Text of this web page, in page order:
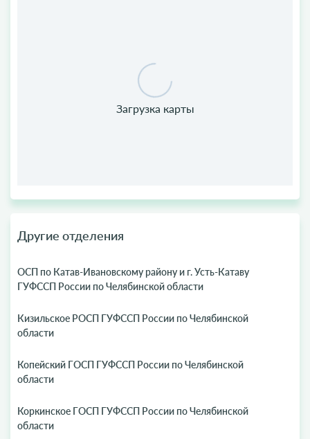
Другие отделения
ОСП по Катав-Ивановскому району и г. Усть-Катаву
ГУФССП России по Челябинской области
Кизильское РОСП ГУФССП России по Челябинской
области
Копейский ГОСП ГУФССП России по Челябинской
области
Коркинское ГОСП ГУФССП России по Челябинской
области